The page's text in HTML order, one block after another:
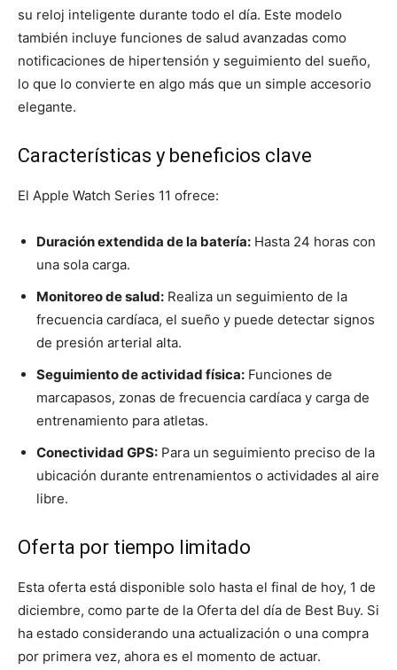
su reloj inteligente durante todo el día. Este modelo
también incluye funciones de salud avanzadas como
notificaciones de hipertensión y seguimiento del sueño,
lo que lo convierte en algo más que un simple accesorio
elegante.
Características y beneficios clave
El Apple Watch Series 11 ofrece:
Duración extendida de la batería: Hasta 24 horas con
una sola carga.
Monitoreo de salud: Realiza un seguimiento de la
frecuencia cardíaca, el sueño y puede detectar signos
de presión arterial alta.
Seguimiento de actividad física: Funciones de
marcapasos, zonas de frecuencia cardíaca y carga de
entrenamiento para atletas.
Conectividad GPS: Para un seguimiento preciso de la
ubicación durante entrenamientos o actividades al aire
libre.
Oferta por tiempo limitado
Esta oferta está disponible solo hasta el final de hoy, 1 de
diciembre, como parte de la Oferta del día de Best Buy. Si
ha estado considerando una actualización o una compra
por primera vez, ahora es el momento de actuar.